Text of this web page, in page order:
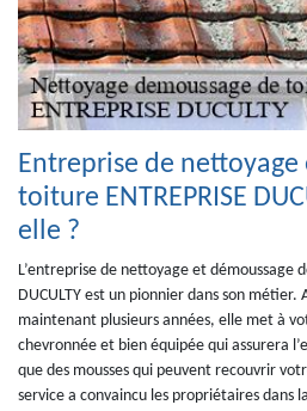
Entreprise de nettoyage
toiture ENTREPRISE
elle ?
L’entreprise de nettoyage et démoussage
DUCULTY est un pionnier dans son métier.
maintenant plusieurs années, elle met à
chevronnée et bien équipée qui assurera
que des mousses qui peuvent recouvrir
service a convaincu les propriétaires dans